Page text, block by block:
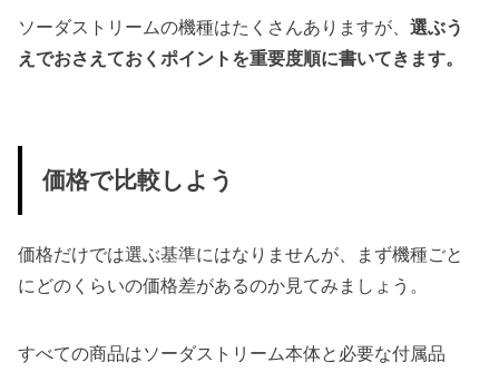
ソーダストリームの機種はたくさんありますが、選ぶう
えでおさえておくポイントを重要度順に書いてきます。
価格で比較しよう
価格だけでは選ぶ基準にはなりませんが、まず機種ごと
にどのくらいの価格差があるのか見てみましょう。
すべての商品はソーダストリーム本体と必要な付属品